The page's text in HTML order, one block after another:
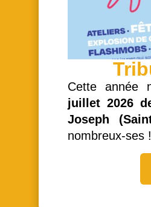
Cette année
juillet 2026
Joseph
nombreux-ses !